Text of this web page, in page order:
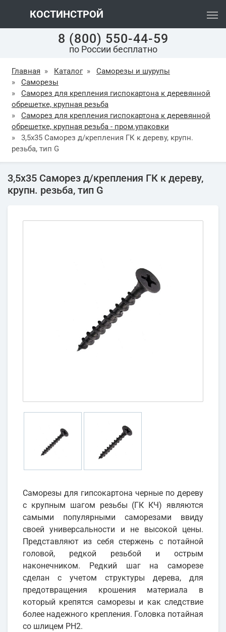
КОСТИНСТРОЙ
8 (800) 550-44-59
по России бесплатно
Главная » Каталог »
Саморезы и шурупы
»
Саморезы
»
Саморез для крепления гиспокартона к деревянной
обрешетке, крупная резьба
»
Саморез для крепления гиспокартона к деревянной
обрешетке, крупная резьба - пром.упаковки
»
3,5х35 Саморез д/крепления ГК к дереву, крупн.
резьба, тип G
3,5х35 Саморез д/крепления ГК к дереву,
крупн. резьба, тип G
Cаморезы для гипсокартона черные по дереву
с крупным шагом резьбы (ГК КЧ) являются
самыми популярными саморезами ввиду
своей универсальности и не высокой цены.
Представляют из себя стержень с потайной
головой, редкой резьбой и острым
наконечником. Редкий шаг на саморезе
сделан с учетом структуры дерева, для
предотвращения крошения материала в
который крепятся саморезы и как следствие
более надежного крепления. Головка потайная
со шлицем PH2.